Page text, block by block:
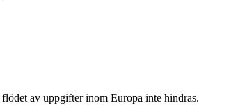
av uppgifter inom Europa inte hindras.